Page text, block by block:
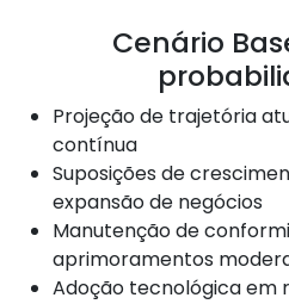
Cenário
Projeção de trajetória
contínua
Suposições de
expansão de negócios
Manutenção de
aprimoramentos
Adoção tecnológica em